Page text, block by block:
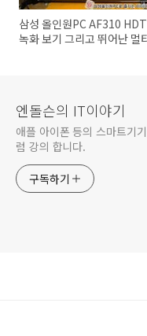
삼성 올인원PC AF310
녹화 보기 그리고 뛰어난 멀
엔돌슨의 IT이야기
애플 아이폰 등의 스마트기
럼 강의 합니다.
구독하기